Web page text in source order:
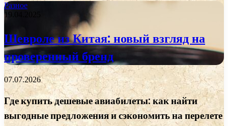
Разное
19.04.2025
Шевроле из Китая: новый взгляд на
проверенный бренд
07.07.2026
Где купить дешевые авиабилеты: как найти
выгодные предложения и сэкономить на перелете